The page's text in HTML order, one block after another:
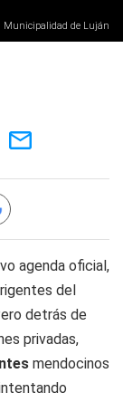
Municipalidad de Luján
agenda oficial,
del
detrás de
privadas,
mendocinos